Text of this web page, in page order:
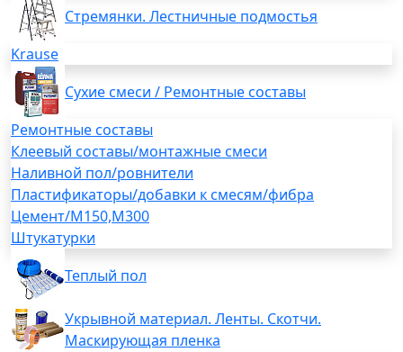
Стремянки. Лестничные подмостья
Krause
Сухие смеси / Ремонтные составы
Ремонтные составы
Клеевый составы/монтажные смеси
Наливной пол/ровнители
Пластификаторы/добавки к смесям/фибра
Цемент/М150,М300
Штукатурки
Теплый пол
Укрывной материал. Ленты. Скотчи.
Маскирующая пленка